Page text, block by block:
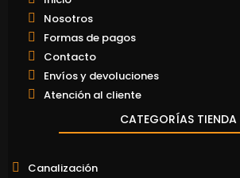
Nosotros
Formas de pagos
Contacto
Envíos y devoluciones
Atención al cliente
CATEGORÍAS TIENDA
Canalización